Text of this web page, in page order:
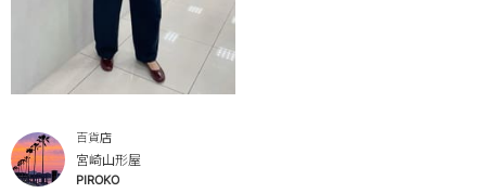
百貨店
宮崎山形屋
PIROKO